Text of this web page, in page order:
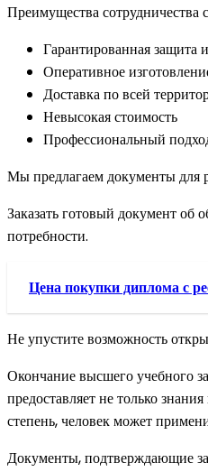
Преимущества
Гарантированная защита
Оперативное
Доставка по всей
Невысокая стоимость
Профессиональный
Мы предлагаем документы для
Заказать готовый документ об
потребности.
Цена покупки диплома с
Не упустите возможность
Окончание высшего учебного
предоставляет не только
степень, человек может
Документы, подтверждающие